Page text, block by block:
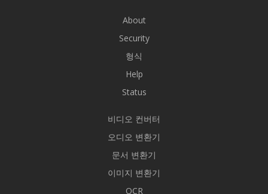
About
Security
형식
Help
Status
비디오 컨버터
오디오 변환기
문서 변환기
이미지 변환기
OCR